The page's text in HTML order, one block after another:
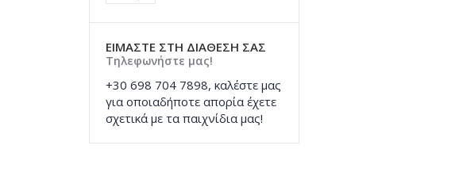
ΕΙΜΑΣΤΕ ΣΤΗ ΔΙΑΘΕΣΗ ΣΑΣ
Τηλεφωνήστε μας!
+30 698 704 7898, καλέστε μας
για οποιαδήποτε απορία έχετε
σχετικά με τα παιχνίδια μας!